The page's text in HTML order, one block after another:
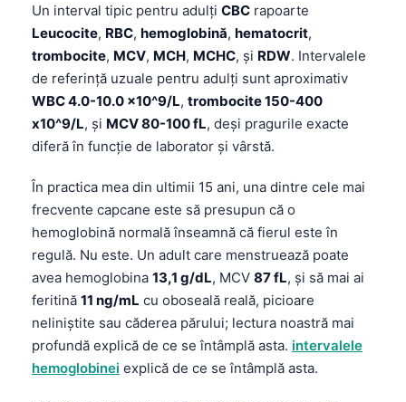
Un interval tipic pentru adulți CBC rapoarte
Leucocite, RBC, hemoglobină, hematocrit,
trombocite, MCV, MCH, MCHC, și RDW. Intervalele
de referință uzuale pentru adulți sunt aproximativ
WBC 4.0-10.0 x10^9/L, trombocite 150-400
x10^9/L, și MCV 80-100 fL, deși pragurile exacte
diferă în funcție de laborator și vârstă.
În practica mea din ultimii 15 ani, una dintre cele mai
frecvente capcane este să presupun că o
hemoglobină normală înseamnă că fierul este în
regulă. Nu este. Un adult care menstruează poate
avea hemoglobina 13,1 g/dL, MCV 87 fL, și să mai ai
feritină 11 ng/mL cu oboseală reală, picioare
neliniștite sau căderea părului; lectura noastră mai
profundă explică de ce se întâmplă asta. intervalele
hemoglobinei explică de ce se întâmplă asta.